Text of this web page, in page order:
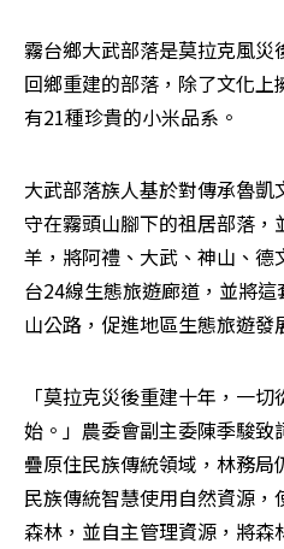
霧台鄉大武部落是莫拉克風
回鄉重建的部落，除了文化
有21種珍貴的小米品系。
大武部落族人基於對傳承魯
守在霧頭山腳下的祖居部落
羊，將阿禮、大武、神山、
台24線生態旅遊廊道，並將
山公路，促進地區生態旅遊發
「莫拉克災後重建十年，一
始。」農委會副主委陳季駿
疊原住民族傳統領域，林務
民族傳統智慧使用自然資源
森林，並自主管理資源，將